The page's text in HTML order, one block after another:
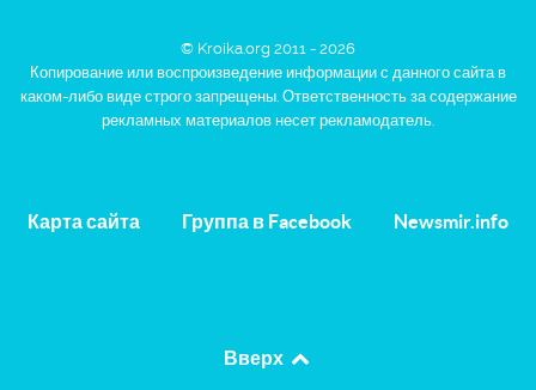
© Kroika.org 2011 - 2026
Копирование или воспроизведение информации с данного сайта в
каком-либо виде строго запрещены. Ответственность за содержание
рекламных материалов несет рекламодатель.
Карта сайта Группа в Facebook Newsmir.info
Вверх